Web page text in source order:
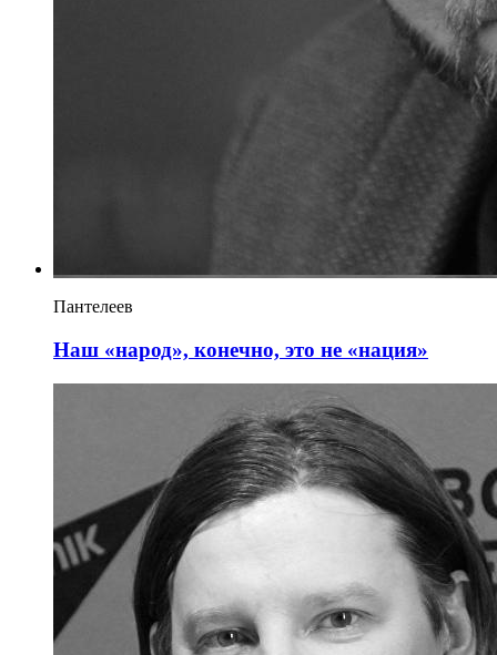
Пантелеев
Наш «народ», конечно, это не «нация»